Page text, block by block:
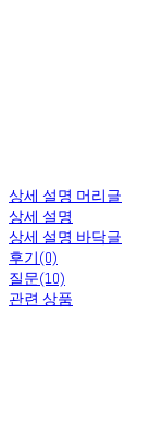
상세 설명 머리글
상세 설명
상세 설명 바닥글
후기(0)
질문(10)
관련 상품